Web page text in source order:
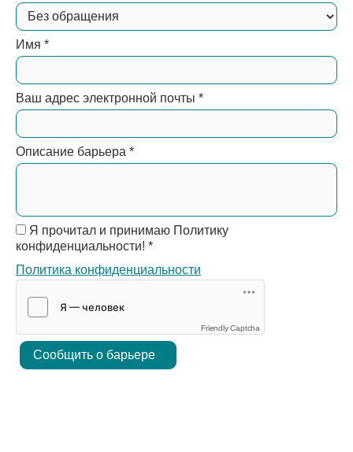
Имя *
Ваш адрес электронной почты *
Описание барьера *
Я прочитал и принимаю Политику
конфиденциальности! *
Политика конфиденциальности
Friendly Captcha
Сообщить о барьере